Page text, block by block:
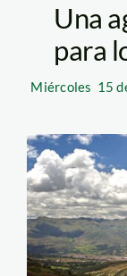
Una
para
Miércoles 15